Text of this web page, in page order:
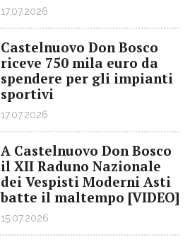
17.07.2026
Castelnuovo Don Bosco
riceve 750 mila euro da
spendere per gli impianti
sportivi
17.07.2026
A Castelnuovo Don Bosco
il XII Raduno Nazionale
dei Vespisti Moderni Asti
batte il maltempo [VIDEO]
15.07.2026